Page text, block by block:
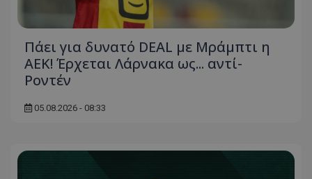
Πάει για δυνατό DEAL με Μράμπτι η
ΑΕΚ! Έρχεται Λάρνακα ως... αντί-
Ροντέν
05.08.2026 - 08:33